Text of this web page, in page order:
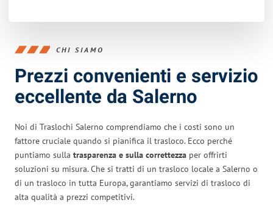
CHI SIAMO
Prezzi convenienti e servizio
eccellente da Salerno
Noi di Traslochi Salerno comprendiamo che i costi sono un
fattore cruciale quando si pianifica il trasloco. Ecco perché
puntiamo sulla trasparenza e sulla correttezza per offrirti
soluzioni su misura. Che si tratti di un trasloco locale a Salerno o
di un trasloco in tutta Europa, garantiamo servizi di trasloco di
alta qualità a prezzi competitivi.